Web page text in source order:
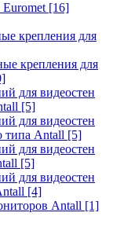
[16]
крепления для
крепления для
для видеостен
[5]
для видеостен
типа Antall [5]
для видеостен
[5]
для видеостен
[4]
Antall [1]